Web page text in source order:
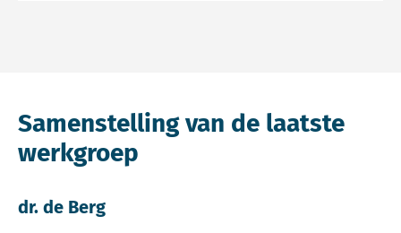
Samenstelling van de laatste
werkgroep
dr. de Berg